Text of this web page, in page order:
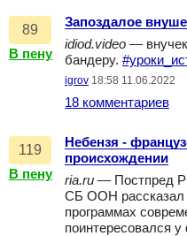
89
В пену
Запоздалое
idiod.video —
бандеру.
igrov 18:58 11.06.2022
18 комментариев
119
В пену
Небензя -
происхождении
ria.ru — Постпред
СБ ООН рассказал
программах
поинтересовался